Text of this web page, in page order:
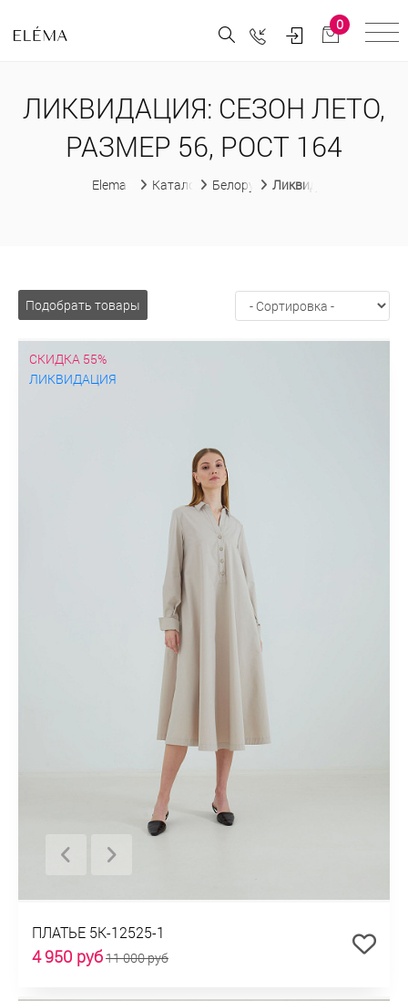
0
ЛИКВИДАЦИЯ: СЕЗОН ЛЕТО,
РАЗМЕР 56, РОСТ 164
Elema Каталог Белорусская женская одежда
Ликвидация
Подобрать товары
СКИДКА 55%
ЛИКВИДАЦИЯ
ПЛАТЬЕ 5К-12525-1
4 950 руб11 000 руб